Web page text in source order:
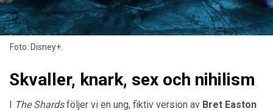
Foto: Disney+.
Skvaller, knark, sex och nihilism
I The Shardsföljer vi en ung, fiktiv version av Bret Easton